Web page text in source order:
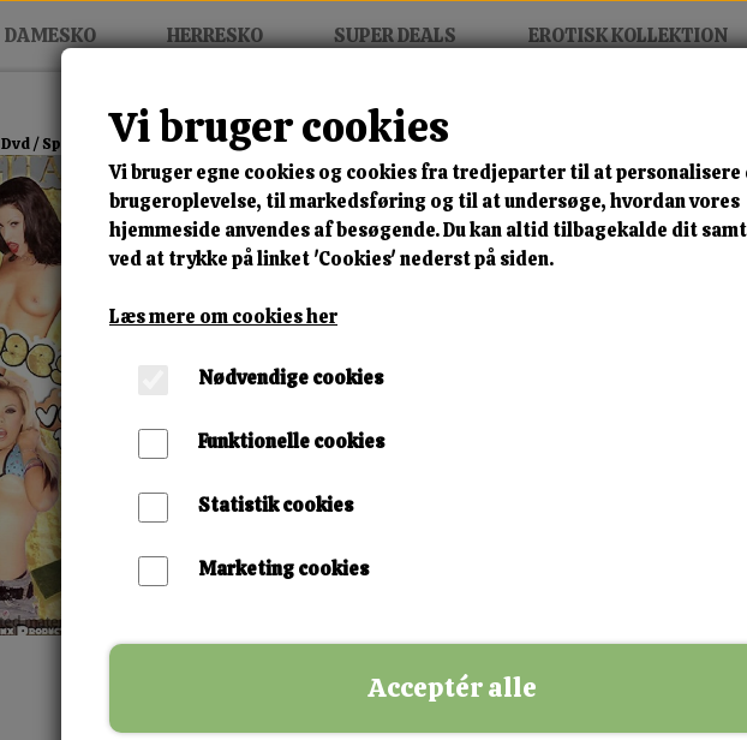
DAMESKO HERRESKO SUPER DEALS EROTISK KOLLEKTION
Dvd Sperm Sponges Vol 1
MIX FRIT • KØB 3 BETAL FOR 2
Sperm Sponges Vol 1
🎁 SPAR 10 % – KLIK
198,00 kr.
Leveringstid:
Omgående Levering
✅ Hurtig levering
Vi bruger cookies
Vi bruger egne cookies og cookies fra tredjeparter til at personalisere
brugeroplevelse, til markedsføring og til at undersøge, hvordan vores
hjemmeside anvendes af besøgende. Du kan altid tilbagekalde dit
ved at trykke på linket 'Cookies' nederst på siden.
Læs mere om cookies her
Nødvendige cookies
Funktionelle cookies
Statistik cookies
Marketing cookies
Acceptér alle